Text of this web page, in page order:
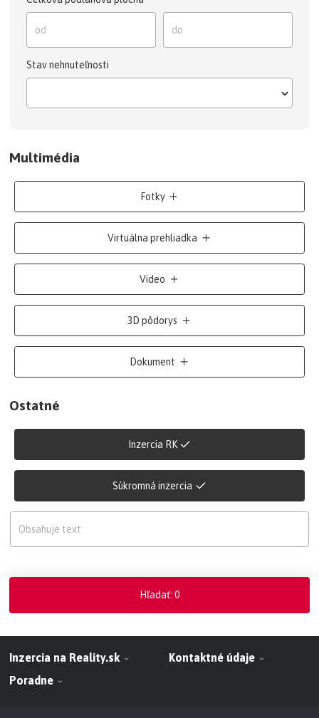
Stav nehnuteľnosti
Multimédia
Fotky
Virtuálna prehliadka
Video
3D pôdorys
Dokument
Ostatné
Inzercia RK
Súkromná inzercia
Hľadať: 0
Inzercia na Reality.sk
Kontaktné údaje
Poradne